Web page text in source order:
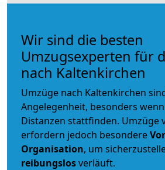
Wir sind die besten
Umzugsexperten für
nach Kaltenkirchen
Umzüge nach Kaltenkirchen
Angelegenheit, besonders
Distanzen stattfinden. Umzüge
erfordern jedoch besondere
Organisation, um
reibungslosverläuft.